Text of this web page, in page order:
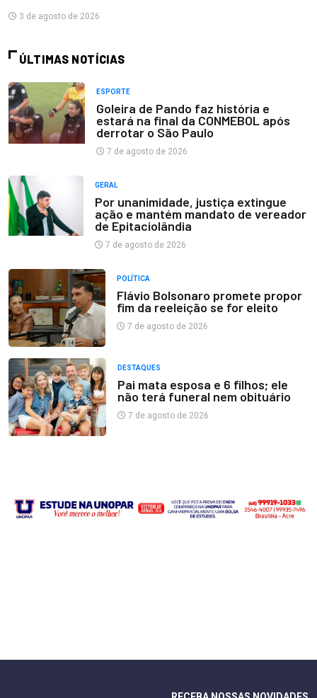
3 de agosto de 2026
ÚLTIMAS NOTÍCIAS
ESPORTE
Goleira de Pando faz história e
estará na final da CONMEBOL após
derrotar o São Paulo
7 de agosto de 2026
GERAL
Por unanimidade, justiça extingue
ação e mantém mandato de vereador
de Epitaciolândia
7 de agosto de 2026
POLÍTICA
Flávio Bolsonaro promete propor
fim da reeleição se for eleito
7 de agosto de 2026
DESTAQUES
Pai mata esposa e 6 filhos; ele
não terá funeral nem obituário
7 de agosto de 2026